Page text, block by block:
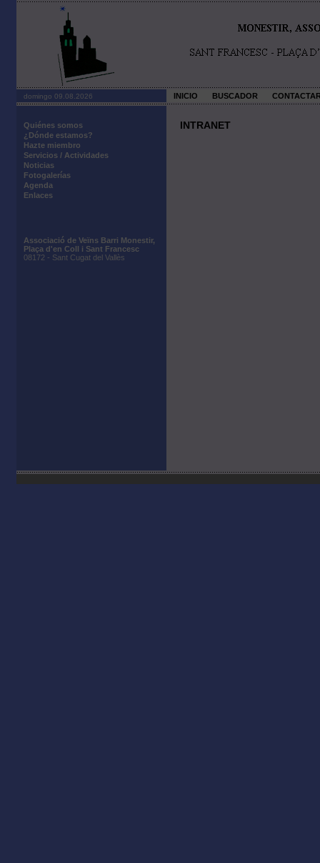
domingo 09.08.2026 INICIO BUSCADOR
Quiénes somos
¿Dónde estamos?
Hazte miembro
Servicios / Actividades
Noticias
Fotogalerías
Agenda
Enlaces
Associació de Veïns Barri Monestir,
Plaça d'en Coll i Sant Francesc
08172 - Sant Cugat del Vallès
INTRANET